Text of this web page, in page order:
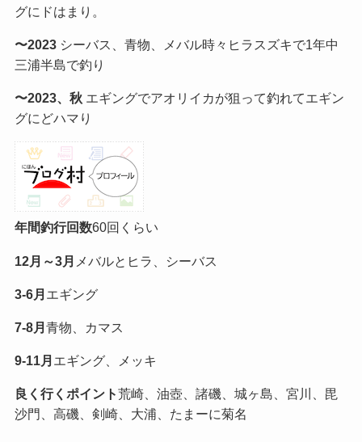
グにドはまり。
〜2023シーバス、青物、メバル時々ヒラスズキで1年中
三浦半島で釣り
〜2023、秋エギングでアオリイカが狙って釣れてエギン
グにどハマり
年間釣行回数60回くらい
12月～3月 メバルとヒラ、シーバス
3-6月 エギング
7-8月 青物、カマス
9-11月 エギング、メッキ
良く行くポイント荒崎、油壺、諸磯、城ヶ島、宮川、毘
沙門、高磯、剣崎、大浦、たまーに菊名